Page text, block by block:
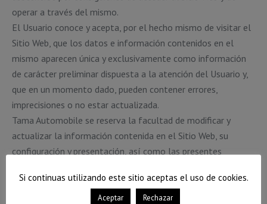
operar a través del mismo.
El Usuario conoce y acepta, por el hecho mismo de visitar el
Sitio Web, que los datos e información contenidos en el
mismo aparecen única y exclusivamente como información
de carácter preliminar dispuesta a la atención del Usuario y,
que en un momento dado, pueden contener errores,
imprecisiones o no estar actualizada.
Tama Automobile se reserva la facultad de modificar y
actualizar la información contenida en el Sitio Web, su
configuración y presentación, así como las presentes
a su discreción, y sin necesidad de previo aviso, siendo
responsabilidad del Usuario su debida lectura en el momento
Si continuas utilizando este sitio aceptas el uso de cookies.
Aceptar Rechazar